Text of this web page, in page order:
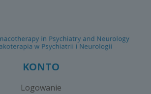
KONTO
Logowanie